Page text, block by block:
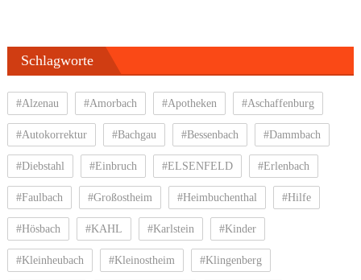
Schlagworte
#Alzenau #Amorbach #Apotheken #Aschaffenburg
#Autokorrektur #Bachgau #Bessenbach #Dammbach
#Diebstahl #Einbruch #ELSENFELD #Erlenbach
#Faulbach #Großostheim #Heimbuchenthal #Hilfe
#Hösbach #KAHL #Karlstein #Kinder
#Kleinheubach #Kleinostheim #Klingenberg